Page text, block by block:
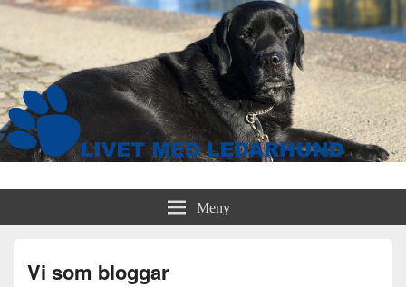
Livet med ledarhund
Meny
Vi som bloggar